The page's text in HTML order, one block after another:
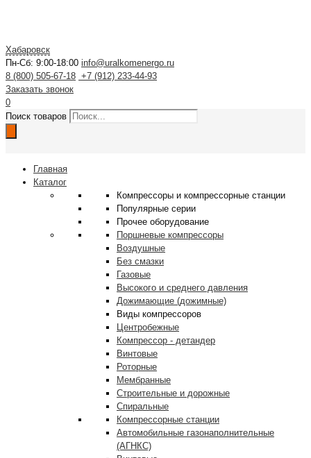
Хабаровск
Пн-Сб: 9:00-18:00 info@uralkomenergo.ru
8 (800) 505-67-18 +7 (912) 233-44-93
Заказать звонок
0
Поиск товаров
Главная
Каталог
Компрессоры и компрессорные станции
Популярные серии
Прочее оборудование
Поршневые компрессоры
Воздушные
Без смазки
Газовые
Высокого и среднего давления
Дожимающие (дожимные)
Виды компрессоров
Центробежные
Компрессор - детандер
Винтовые
Роторные
Мембранные
Строительные и дорожные
Спиральные
Компрессорные станции
Автомобильные газонаполнительные
(АГНКС)